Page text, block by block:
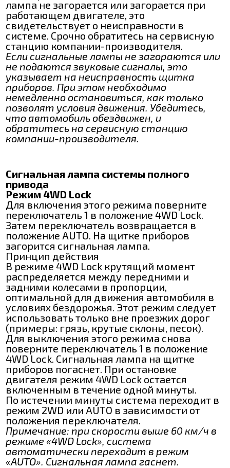
лампа не загорается или загорается при
работающем двигателе, это
свидетельствует о неисправности в
системе. Срочно обратитесь на сервисную
станцию компании-производителя.
Если сигнальные лампы не загораются или
не подаются звуковые сигналы, это
указывает на неисправность щитка
приборов. При этом необходимо
немедленно остановиться, как только
позволят условия движения. Убедитесь,
что автомобиль обездвижен, и
обратитесь на сервисную станцию
компании-производителя.
Сигнальная лампа системы полного
привода
Режим 4WD Lock
Для включения этого режима поверните
переключатель 1 в положение 4WD Lock.
Затем переключатель возвращается в
положение AUTO. На щитке приборов
загорится сигнальная лампа.
Принцип действия
В режиме 4WD Lock крутящий момент
распределяется между передними и
задними колесами в пропорции,
оптимальной для движения автомобиля в
условиях бездорожья. Этот режим следует
использовать только вне проезжих дорог
(примеры: грязь, крутые склоны, песок).
Для выключения этого режима снова
поверните переключатель 1 в положение
4WD Lock. Сигнальная лампа на щитке
приборов погаснет. При остановке
двигателя режим 4WD Lock остается
включенным в течение одной минуты.
По истечении минуты система переходит в
режим 2WD или AUTO в зависимости от
положения переключателя.
Примечание: при скорости выше 60 км/ч в
режиме «4WD Lock», система
автоматически переходит в режим
«AUTO». Сигнальная лампа гаснет.